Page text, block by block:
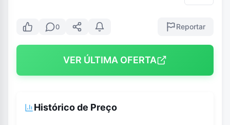
0 Reportar
VER ÚLTIMA OFERTA
Histórico de Preço